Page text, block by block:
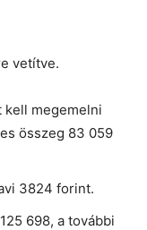
vetítve.
kell megemelni
összeg 83 059
3824 forint.
698, a további